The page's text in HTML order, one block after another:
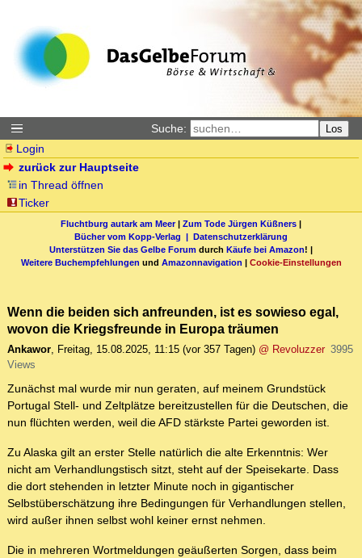
Suche: Los
Login
zurück zur Hauptseite
in Thread öffnen
Ticker
Fluchtburg autark am Meer| Zum Tode Jürgen Küßners |
Bücher vom Kopp-Verlag | Datenschutzerklärung
Unterstützen Sie das Gelbe Forum durch Käufe bei Amazon! |
Weitere Buchempfehlungen und Amazonnavigation | Cookie-Einstellungen
Wenn die beiden sich anfreunden, ist es sowieso egal,
wovon die Kriegsfreunde in Europa träumen
Ankawor, Freitag, 15.08.2025, 11:15 (vor 357 Tagen) @ Revoluzzer 3995
Views
Zunächst mal wurde mir nun geraten, auf meinem Grundstück
Portugal Stell- und Zeltplätze bereitzustellen für die Deutschen, die
nun flüchten werden, weil die AFD stärkste Partei geworden ist.
Zu Alaska gilt an erster Stelle natürlich die alte Erkenntnis: Wer
nicht am Verhandlungstisch sitzt, steht auf der Speisekarte. Dass
die dort stehenden in letzter Minute noch in gigantischer
Selbstüberschätzung ihre Bedingungen für Verhandlungen stellen,
wird außer ihnen selbst wohl keiner ernst nehmen.
Die in mehreren Wortmeldungen geäußerten Sorgen, dass beim